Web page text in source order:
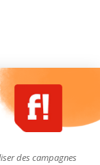
des campagnes